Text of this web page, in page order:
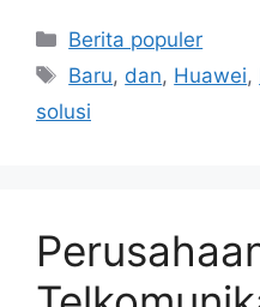
Kategori
Berita populer
Tag
Baru, dan, Huawei,
solusi